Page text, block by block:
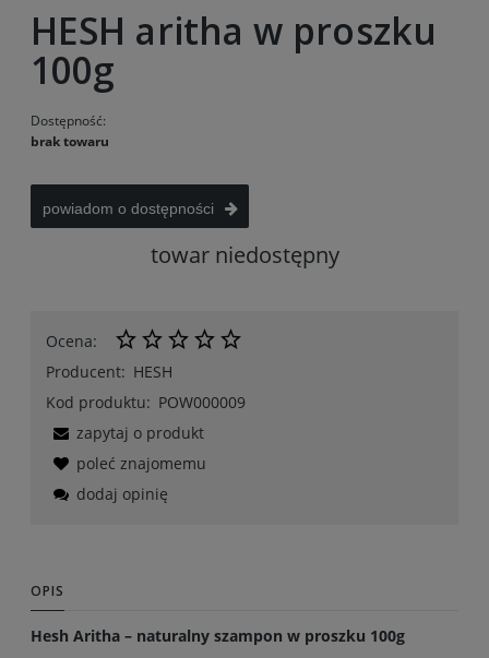
HESH aritha w proszku
100g
Dostępność:
brak towaru
powiadom o dostępności
towar niedostępny
Ocena:
Producent: HESH
Kod produktu: POW000009
zapytaj o produkt
poleć znajomemu
dodaj opinię
OPIS
Hesh Aritha – naturalny szampon w proszku 100g